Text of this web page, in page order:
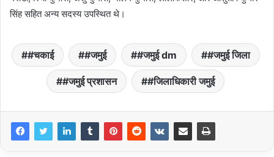
सिंह सहित अन्य सदस्य उपस्थित थे।
#चकाई #जमुई #जमुई dm #जमुई जिला
#जमुई प्रशासन #जिलाधिकारी जमुई